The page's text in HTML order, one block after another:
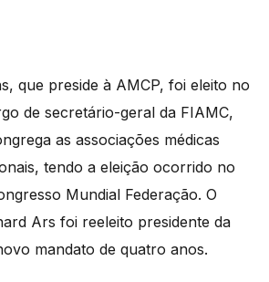
que preside à AMCP, foi eleito no
de secretário-geral da FIAMC,
as associações médicas
tendo a eleição ocorrido no
Mundial Federação. O
Ars foi reeleito presidente da
mandato de quatro anos.